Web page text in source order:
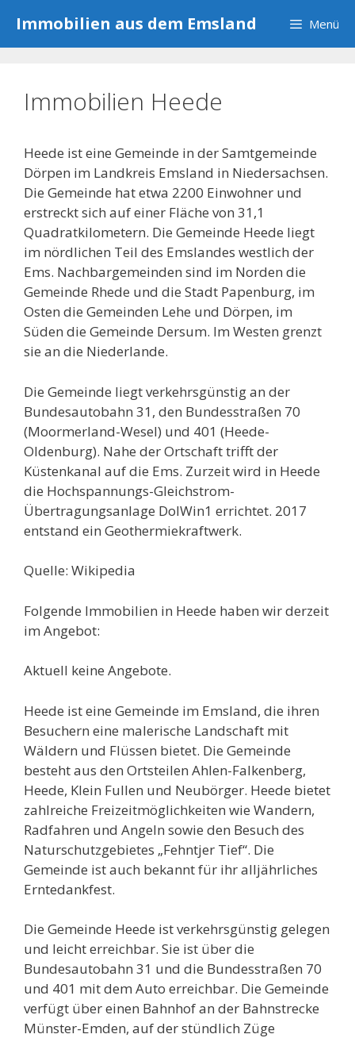
Inhalt
springen
Immobilien aus dem Emsland Menü
Immobilien Heede
Heede ist eine Gemeinde in der Samtgemeinde
Dörpen im Landkreis Emsland in Niedersachsen.
Die Gemeinde hat etwa 2200 Einwohner und
erstreckt sich auf einer Fläche von 31,1
Quadratkilometern. Die Gemeinde Heede liegt
im nördlichen Teil des Emslandes westlich der
Ems. Nachbargemeinden sind im Norden die
Gemeinde Rhede und die Stadt Papenburg, im
Osten die Gemeinden Lehe und Dörpen, im
Süden die Gemeinde Dersum. Im Westen grenzt
sie an die Niederlande.
Die Gemeinde liegt verkehrsgünstig an der
Bundesautobahn 31, den Bundesstraßen 70
(Moormerland-Wesel) und 401 (Heede-
Oldenburg). Nahe der Ortschaft trifft der
Küstenkanal auf die Ems. Zurzeit wird in Heede
die Hochspannungs-Gleichstrom-
Übertragungsanlage DolWin1 errichtet. 2017
entstand ein Geothermiekraftwerk.
Quelle: Wikipedia
Folgende Immobilien in Heede haben wir derzeit
im Angebot:
Aktuell keine Angebote.
Heede ist eine Gemeinde im Emsland, die ihren
Besuchern eine malerische Landschaft mit
Wäldern und Flüssen bietet. Die Gemeinde
besteht aus den Ortsteilen Ahlen-Falkenberg,
Heede, Klein Fullen und Neubörger. Heede bietet
zahlreiche Freizeitmöglichkeiten wie Wandern,
Radfahren und Angeln sowie den Besuch des
Naturschutzgebietes „Fehntjer Tief“. Die
Gemeinde ist auch bekannt für ihr alljährliches
Erntedankfest.
Die Gemeinde Heede ist verkehrsgünstig gelegen
und leicht erreichbar. Sie ist über die
Bundesautobahn 31 und die Bundesstraßen 70
und 401 mit dem Auto erreichbar. Die Gemeinde
verfügt über einen Bahnhof an der Bahnstrecke
Münster-Emden, auf der stündlich Züge